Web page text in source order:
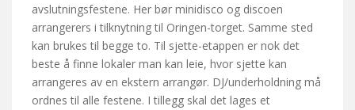
avslutningsfestene. Her bør minidisco og discoen
arrangerers i tilknytning til Oringen-torget. Samme sted
kan brukes til begge to. Til sjette-etappen er nok det
beste å finne lokaler man kan leie, hvor sjette kan
arrangeres av en ekstern arrangør. DJ/underholdning må
ordnes til alle festene. I tillegg skal det lages et